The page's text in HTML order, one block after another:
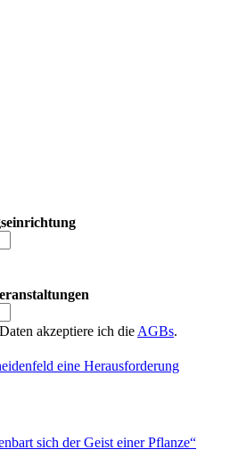
akzeptiere ich die AGBs.
eine Herausforderung
sich der Geist einer Pflanze“